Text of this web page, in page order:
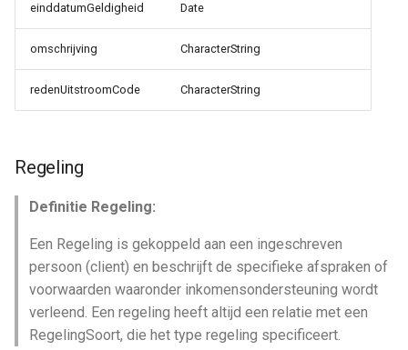
einddatumGeldigheid Date
omschrijving CharacterString
redenUitstroomCode CharacterString
Regeling
Definitie Regeling:
Een Regeling is gekoppeld aan een ingeschreven
persoon (client) en beschrijft de specifieke afspraken of
voorwaarden waaronder inkomensondersteuning wordt
verleend. Een regeling heeft altijd een relatie met een
RegelingSoort, die het type regeling specificeert.